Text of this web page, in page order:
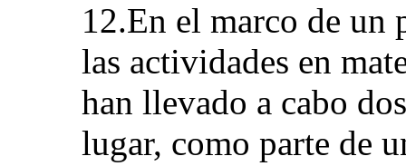
12.En el marco de un
las actividades en
han llevado a cabo
lugar, como parte de